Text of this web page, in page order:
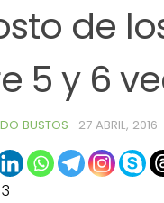
de
5 y 6
BUSTOS · 27 ABRIL, 2016